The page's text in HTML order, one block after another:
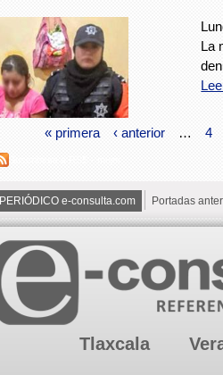
La
« primera ‹ anterior … 4
PERIÓDICO e-consulta.com Portadas
Tlaxcala